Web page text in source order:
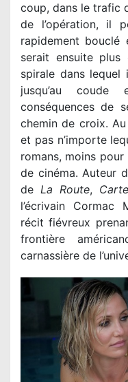
coup, dans le trafic
de l’opération, il
rapidement
serait ensuite
spirale dans
jusqu’au
conséquences de
chemin de croix.
et pas n’importe
romans, moins
de cinéma. Auteur
de La Route,
l’écrivain Cormac
récit fiévreux
frontière
carnassière de